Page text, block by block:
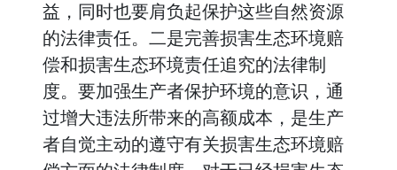
益，同时也要肩负起保护这些自然资源
的法律责任。二是完善损害生态环境赔
偿和损害生态环境责任追究的法律制
度。要加强生产者保护环境的意识，通
过增大违法所带来的高额成本，是生产
者自觉主动的遵守有关损害生态环境赔